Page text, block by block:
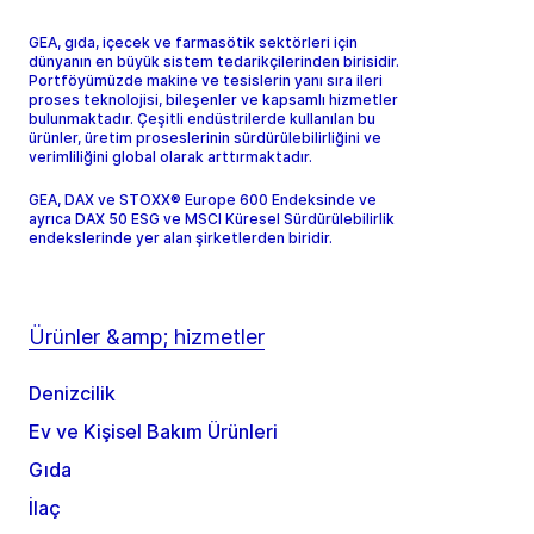
GEA, gıda, içecek ve farmasötik sektörleri için
dünyanın en büyük sistem tedarikçilerinden birisidir.
Portföyümüzde makine ve tesislerin yanı sıra ileri
proses teknolojisi, bileşenler ve kapsamlı hizmetler
bulunmaktadır. Çeşitli endüstrilerde kullanılan bu
ürünler, üretim proseslerinin sürdürülebilirliğini ve
verimliliğini global olarak arttırmaktadır.
GEA, DAX ve STOXX® Europe 600 Endeksinde ve
ayrıca DAX 50 ESG ve MSCI Küresel Sürdürülebilirlik
endekslerinde yer alan şirketlerden biridir.
Ürünler &amp; hizmetler
Denizcilik
Ev ve Kişisel Bakım Ürünleri
Gıda
İlaç